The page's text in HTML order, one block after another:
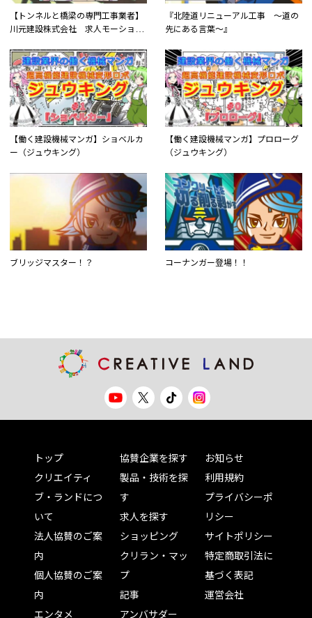
【トンネルと橋梁の専門工事業者】
川元建設株式会社 求人モーション
『北陸道リニューアル工事 ～道の
先にある言葉～』
【働く建設機械マンガ】ショベルカ
ー（ジュウキング）
【働く建設機械マンガ】プロローグ
（ジュウキング）
ブリッジマスター！？ コーナンガー登場！！
トップ
クリエイティ
ブ・ランドにつ
いて
法人協賛のご案
内
個人協賛のご案
内
エンタメ
協賛企業を探す
製品・技術を探
す
求人を探す
ショッピング
クリラン・マッ
プ
記事
アンバサダー
お知らせ
利用規約
プライバシーポ
リシー
サイトポリシー
特定商取引法に
基づく表記
運営会社